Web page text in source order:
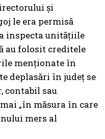
și
le era permisă
inspecta unitățiile
au folosit creditele
menționate în
deplasări în județ se
contabil sau
„în măsura în care
mers al